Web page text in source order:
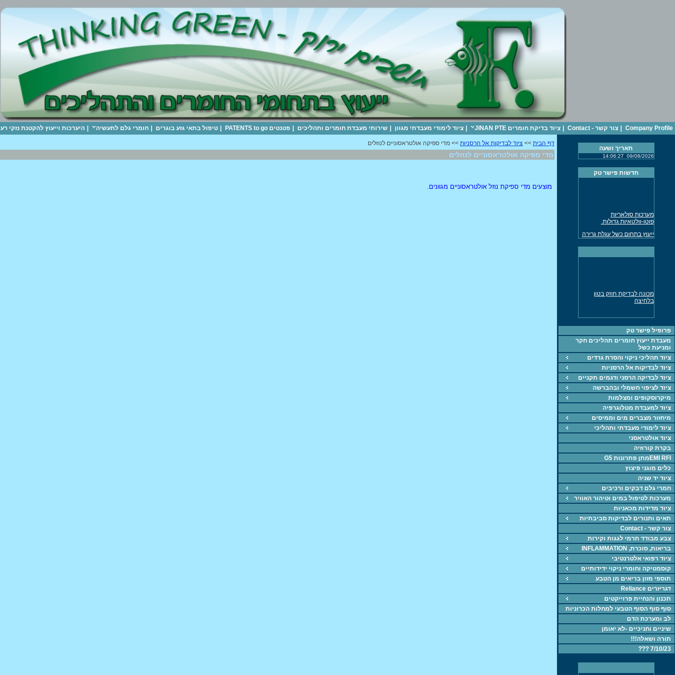
Company Profile צור קשר - Contact ציוד בדיקת חומרים JINAN PTE ציוד לימודי מעבדתי מגוון שירותי מעבדת חומרים ותהליכים פטנטים PATENTS to go טיפול בתאי גזע בוגרים חומרי גלם לתעשיה היערכות וייעוץ להקטנת נזקי
תאריך ושעה
09/08/2026
14:06:27
חדשות פישר טק
מערכות סולאריות
פוטו-וולטאיות גדולות.
ייעוץ בתחום כשל עגלת גרירה
למשאית
לתעשיה
מכונה אוניברסלית לבדיקת
חומרים UTM
תהליכים וחקר כשל
מכונה אוניברסאלית 5KN
לבדיקת חומרים
מד עובי צבע, דופן
מכונת מתיחה 60 טון נמסרה
לתעשיה
מכונה לבדיקת חוזק בטון
בלחיצה
פרופיל פישר טק
מעבדת ייעוץ חומרים תהליכים חקר
ומניעת כשל
ציוד תהליכי ניקוי והסרת גרדים
ציוד לבדיקות אל הרסניות
ציוד לבדיקה הרסני ודגמים תקניים
ציוד לציפוי חשמלי ובהברשה
מיקרוסקופים ומצלמות
ציוד למעבדת מטלוגרפיה
מיחזור מצברים מים וממיסים
ציוד לימודי מעבדתי ותהליכי
ציוד אולטראסני
בקרת קורוזיה
EMI RFIמתן פתרונות G5
כלים מוגני פיצוץ
ציוד יד שניה
חמרי גלם דבקים ורכיבים
מערכות לטיפול במים וטיהור האוויר
ציוד מדידות מכאניות
תאים ותנורים לבדיקות סביבתיות
צור קשר - Contact
צבע מבודד תרמי לגגות וקירות
בריאות, סוכרת, INFLAMMATION
ציוד רפואי אלטרנטיבי
קוסמטיקה וחומרי ניקוי ידידותיים
תוספי מזון בריאים מן הטבע
דגריזרים Reliance
תכנון והנחיית פרוייקטים
סוף סוף הסוף הטבעי למחלות הכרוניות
לב ומערכת הדם
שיניים וחניכיים -לא יאומן
תורה ושאלה!!!
7/10/23 ???
דף הבית >> ציוד לבדיקות אל הרסניות >> מדי ספיקה אולטראסוניים לנוזלים
מדי ספיקה אולטראסוניים לנוזלים
מוצעים מדי ספיקת נוזל אולטראסוניים מגוונים.